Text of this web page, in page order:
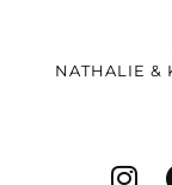
NATHALIE &